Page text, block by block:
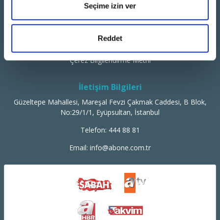
Seçime izin ver
Reddet
Çerez Bilgilendirme Metni
İletişim Bilgileri
Güzeltepe Mahallesi, Mareşal Fevzi Çakmak Caddesi, B Blok,
No:29/1/1, Eyüpsultan, İstanbul
Telefon: 444 88 81
Email: info@abone.com.tr